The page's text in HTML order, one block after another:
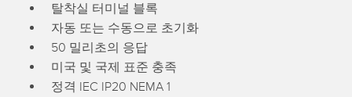
소프트웨어
Banner Measurement Sensor Software
센서 GUI 소프트웨어
탈착실 터미널 블록
자동 또는 수동으로 초기화
50 밀리초의 응답
미국 및 국제 표준 충족
정격 IEC IP20 NEMA 1